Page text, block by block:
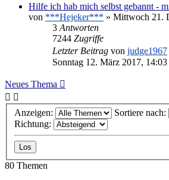
Hilfe ich hab mich selbst gebannt -
von ***Hejeker*** » Mittwoch 21.
3 Antworten
7244 Zugriffe
Letzter Beitrag von judge1967
Sonntag 12. März 2017, 14:03
Neues Thema
Anzeigen:
Sortiere nach:
Richtung:
80 Themen